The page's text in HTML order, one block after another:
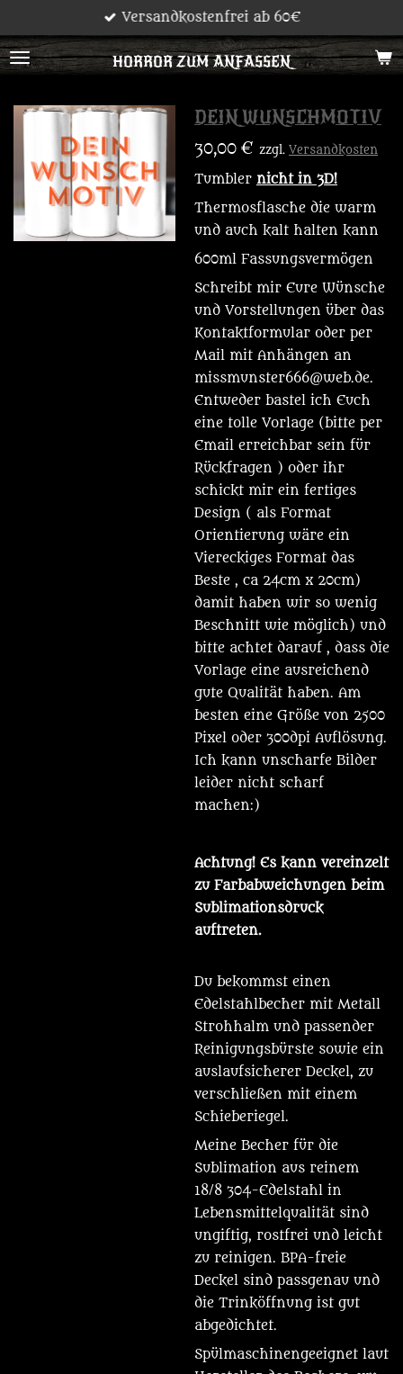
Hauptinhalt
springen
HORROR ZUM ANFASSEN
Versandkostenfrei ab 60€
DEIN WUNSCHMOTIV
30,00 € zzgl. Versandkosten
Tumbler nicht in 3D!
Thermosflasche die warm
und auch kalt halten kann
600ml Fassungsvermögen
Schreibt mir Eure Wünsche
und Vorstellungen über das
Kontaktformular oder per
Mail mit Anhängen an
missmunster666@web.de.
Entweder bastel ich Euch
eine tolle Vorlage (bitte per
Email erreichbar sein für
Rückfragen ) oder ihr
schickt mir ein fertiges
Design ( als Format
Orientierung wäre ein
Viereckiges Format das
Beste , ca 24cm x 20cm)
damit haben wir so wenig
Beschnitt wie möglich) und
bitte achtet darauf , dass die
Vorlage eine ausreichend
gute Qualität haben. Am
besten eine Größe von 2500
Pixel oder 300dpi Auflösung.
Ich kann unscharfe Bilder
leider nicht scharf
machen:)
Achtung! Es kann vereinzelt
zu Farbabweichungen beim
Sublimationsdruck
auftreten.
Du bekommst einen
Edelstahlbecher mit Metall
Strohhalm und passender
Reinigungsbürste sowie ein
auslaufsicherer Deckel, zu
verschließen mit einem
Schieberiegel.
Meine Becher für die
Sublimation aus reinem
18/8 304-Edelstahl in
Lebensmittelqualität sind
ungiftig, rostfrei und leicht
zu reinigen. BPA-freie
Deckel sind passgenau und
die Trinköffnung ist gut
abgedichtet.
Spülmaschinengeeignet laut